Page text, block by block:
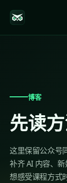
博客
先读
这里保留公众号
补齐 AI 内容、新
想感受课程方式